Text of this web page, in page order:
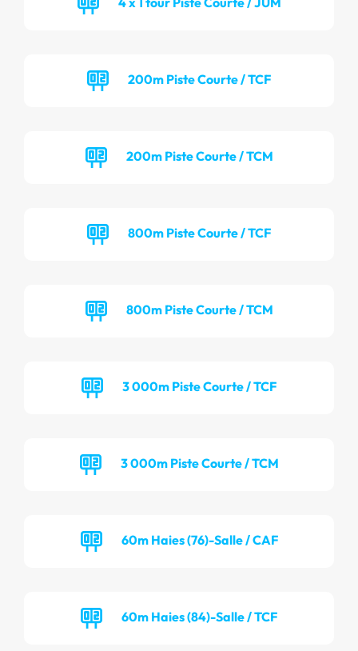
200m Piste Courte / TCF
200m Piste Courte / TCM
800m Piste Courte / TCF
800m Piste Courte / TCM
3 000m Piste Courte / TCF
3 000m Piste Courte / TCM
60m Haies (76)-Salle / CAF
60m Haies (84)-Salle / TCF